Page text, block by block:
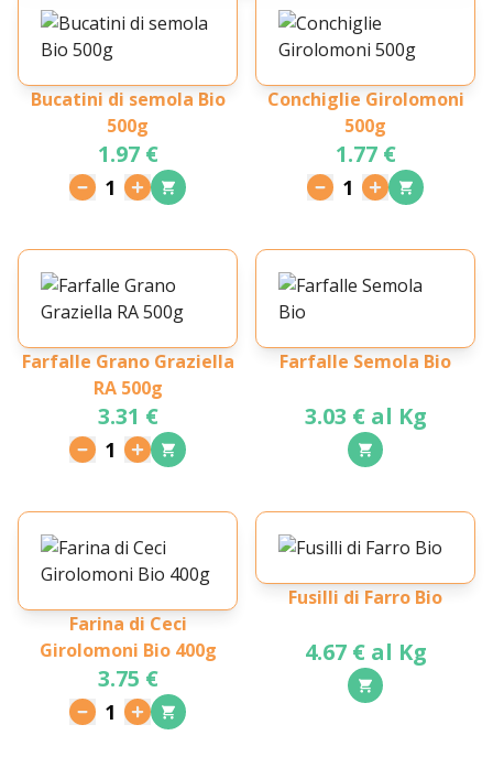
Bucatini di semola Bio
500g
1.97 €
1
Conchiglie Girolomoni
500g
1.77 €
1
Farfalle Grano Graziella
RA 500g
3.31 €
1
Farfalle Semola Bio
3.03 € al Kg
Farina di Ceci
Girolomoni Bio 400g
3.75 €
1
Fusilli di Farro Bio
4.67 € al Kg